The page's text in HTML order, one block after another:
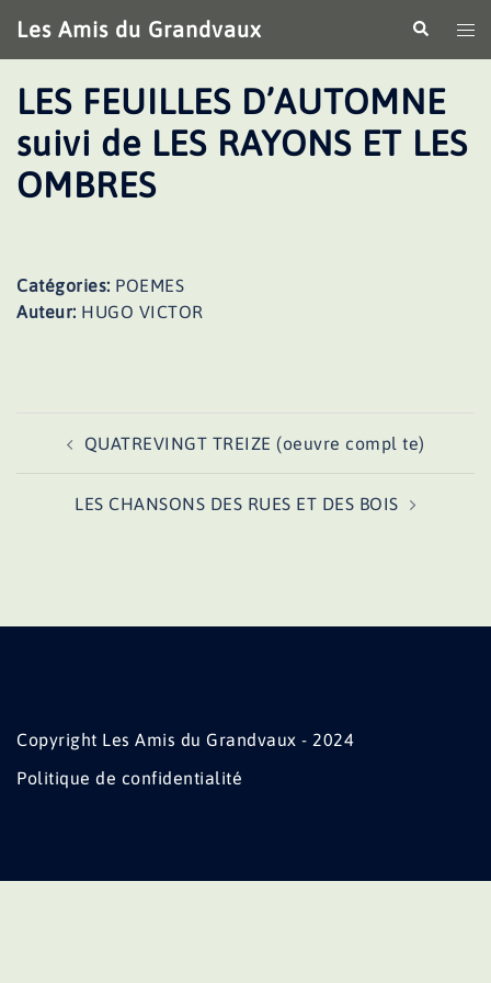
au
contenu
Les Amis du Grandvaux
le
LES FEUILLES D’AUTOMNE
suivi de LES RAYONS ET LES
OMBRES
Catégories: POEMES
Auteur: HUGO VICTOR
d’articleQUATREVINGT TREIZE (oeuvre compl te)
LES CHANSONS DES RUES ET DES BOIS
Copyright Les Amis du Grandvaux - 2024
Politique de confidentialité